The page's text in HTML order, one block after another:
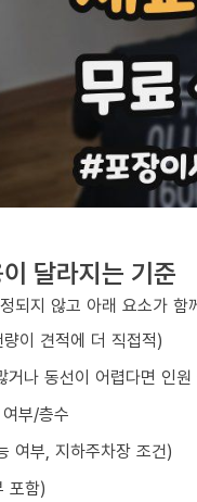
달라지는 기준
되지 않고 아래 요소가 함
이 견적에 더 직접적)
거나 동선이 어렵다면 인원
부/층수
여부, 지하주차장 조건)
포함)